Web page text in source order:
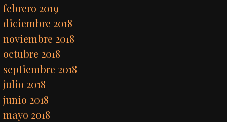
febrero 2019
diciembre 2018
noviembre 2018
octubre 2018
septiembre 2018
julio 2018
junio 2018
mayo 2018